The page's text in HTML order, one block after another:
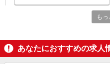
スーパーマ
★中途採用
規定に基づき
も
あなたにおすすめの求人